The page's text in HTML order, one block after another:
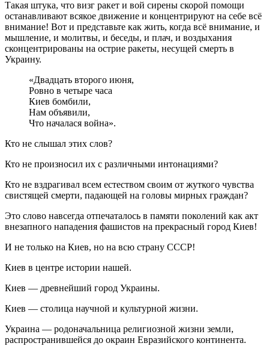
Такая штука, что визг ракет и вой сирены скорой помощи
останавливают всякое движение и концентрируют на себе всё
внимание! Вот и представьте как жить, когда всё внимание, и
мышление, и молитвы, и беседы, и плач, и воздыхания
сконцентрированы на острие ракеты, несущей смерть в
Украину.
«Двадцать второго июня,
Ровно в четыре часа
Киев бомбили,
Нам объявили,
Что началася война».
Кто не слышал этих слов?
Кто не произносил их с различными интонациями?
Кто не вздрагивал всем естеством своим от жуткого чувства
свистящей смерти, падающей на головы мирных граждан?
Это слово навсегда отпечаталось в памяти поколений как акт
внезапного нападения фашистов на прекрасный город Киев!
И не только на Киев, но на всю страну СССР!
Киев в центре истории нашей.
Киев — древнейший город Украины.
Киев — столица научной и культурной жизни.
Украина — родоначальница религиозной жизни земли,
распространившейся до окраин Евразийского континента.